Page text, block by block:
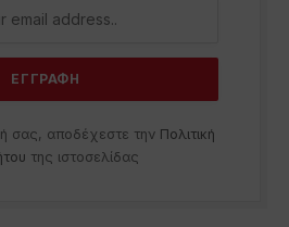
σας, αποδέχεστε την Πολιτική
της ιστοσελίδας